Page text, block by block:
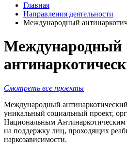
Главная
Направления деятельности
Международный
Международный
Смотреть все проекты
Международный
уникальный социальный проект,
Национальным
на поддержку лиц, проходящих
наркозависимости.